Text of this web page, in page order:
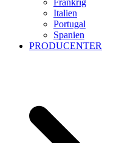
Frankrig
Italien
Portugal
Spanien
PRODUCENTER